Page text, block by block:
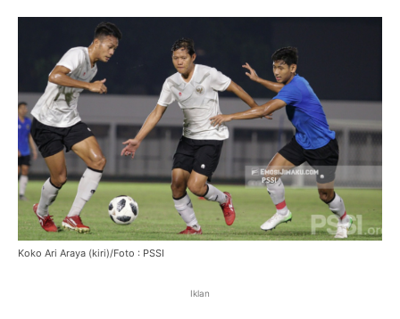
Koko Ari Araya (kiri)/Foto : PSSI
Iklan